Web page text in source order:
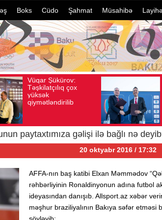
Boks Cüdo Şahmat Müsahibə
2 milyonluq sözləşmə
Baxış sayı: 80
Avqust 04, 2026
paytaxtımıza gəlişi ilə bağlı nə
20 oktyabr 2016 / 17:32
AFFA-nın baş katibi Elxan Məmmədov
rəhbərliyinin Ronaldinyonun adına futbol
ideyasından danışıb. Allsport.az xəbər
məşhur braziliyalının Bakıya səfər etməsi